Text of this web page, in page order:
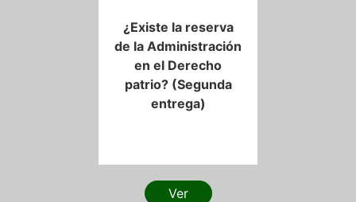
¿Existe la reserva
de la Administración
en el Derecho
patrio? (Segunda
entrega)
Ver